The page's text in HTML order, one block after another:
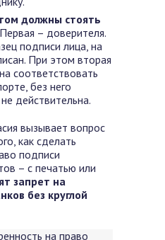
должны стоять
– доверителя.
подписи лица, на
При этом вторая
соответствовать
без него
действительна.
вызывает вопрос
как сделать
подписи
– с печатью или
запрет на
без круглой